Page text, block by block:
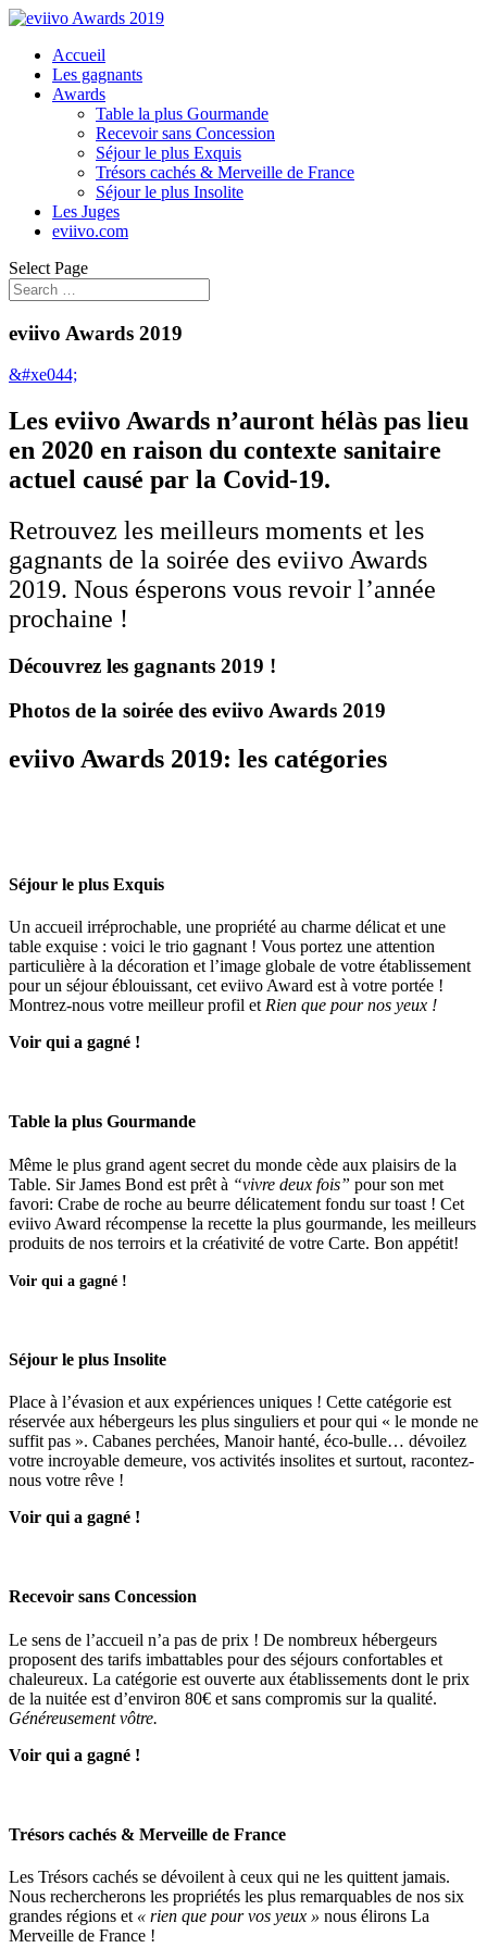
Accueil
Les gagnants
Awards
Table la plus Gourmande
Recevoir sans Concession
Séjour le plus Exquis
Trésors cachés & Merveille de France
Séjour le plus Insolite
Les Juges
eviivo.com
Select Page
eviivo Awards 2019
&#xe044;
Les eviivo Awards n’auront hélàs pas lieu
en 2020 en raison du contexte sanitaire
actuel causé par la Covid-19.
Retrouvez les meilleurs moments et les
gagnants de la soirée des eviivo Awards
2019. Nous ésperons vous revoir l’année
prochaine !
Découvrez les gagnants 2019 !
Photos de la soirée des eviivo Awards 2019
eviivo Awards 2019: les catégories
Séjour le plus Exquis
Un accueil irréprochable, une propriété au charme délicat et une
table exquise : voici le trio gagnant ! Vous portez une attention
particulière à la décoration et l’image globale de votre établissement
pour un séjour éblouissant, cet eviivo Award est à votre portée !
Montrez-nous votre meilleur profil et Rien que pour nos yeux !
Voir qui a gagné !
Table la plus Gourmande
Même le plus grand agent secret du monde cède aux plaisirs de la
Table. Sir James Bond est prêt à “vivre deux fois” pour son met
favori: Crabe de roche au beurre délicatement fondu sur toast ! Cet
eviivo Award récompense la recette la plus gourmande, les meilleurs
produits de nos terroirs et la créativité de votre Carte. Bon appétit!
Voir qui a gagné !
Séjour le plus Insolite
Place à l’évasion et aux expériences uniques ! Cette catégorie est
réservée aux hébergeurs les plus singuliers et pour qui « le monde ne
suffit pas ». Cabanes perchées, Manoir hanté, éco-bulle… dévoilez
votre incroyable demeure, vos activités insolites et surtout, racontez-
nous votre rêve !
Voir qui a gagné !
Recevoir sans Concession
Le sens de l’accueil n’a pas de prix ! De nombreux hébergeurs
proposent des tarifs imbattables pour des séjours confortables et
chaleureux. La catégorie est ouverte aux établissements dont le prix
de la nuitée est d’environ 80€ et sans compromis sur la qualité.
Généreusement vôtre.
Voir qui a gagné !
Trésors cachés & Merveille de France
Les Trésors cachés se dévoilent à ceux qui ne les quittent jamais.
Nous rechercherons les propriétés les plus remarquables de nos six
grandes régions et « rien que pour vos yeux » nous élirons La
Merveille de France !